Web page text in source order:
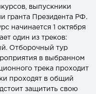
выпускники
гранта Президента РФ.
начинается 1 октября
один из треков:
Отборочный тур
в выбранном
трека проходит
проходят в общий
защитить свою